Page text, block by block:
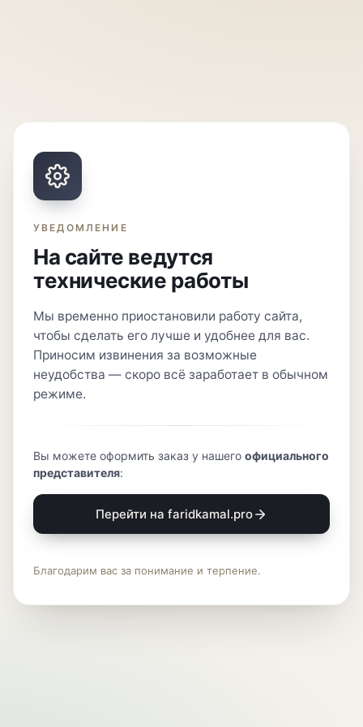
УВЕДОМЛЕНИЕ
На сайте ведутся
технические работы
Мы временно приостановили работу сайта,
чтобы сделать его лучше и удобнее для вас.
Приносим извинения за возможные
неудобства — скоро всё заработает в обычном
режиме.
Вы можете оформить заказ у нашего официального
представителя:
Перейти на faridkamal.pro
Благодарим вас за понимание и терпение.